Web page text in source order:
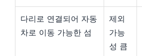
다리로 연결되어 자동
차로 이동 가능한 섬
제외
가능
성 큼